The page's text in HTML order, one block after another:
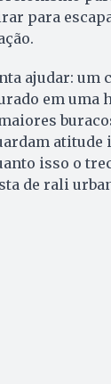
para
ajudar: um
em uma
atitude
isso o
de rali